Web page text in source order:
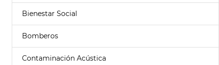
Bienestar Social
Bomberos
Contaminación Acústica